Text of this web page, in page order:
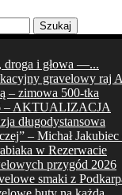
Szukaj
droga i głowa —...
gravelowy raj
– zimowa 500-tka
– AKTUALIZACJA
długodystansowa
– Michał Jakubiec
w Rezerwacie
przygód 2026
smaki z